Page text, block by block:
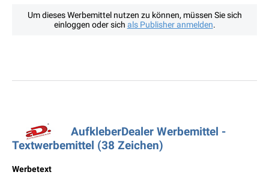
Um dieses Werbemittel nutzen zu können, müssen Sie sich
einloggen oder sich als Publisher anmelden.
AufkleberDealer Werbemittel -
Textwerbemittel (38 Zeichen)
Werbetext